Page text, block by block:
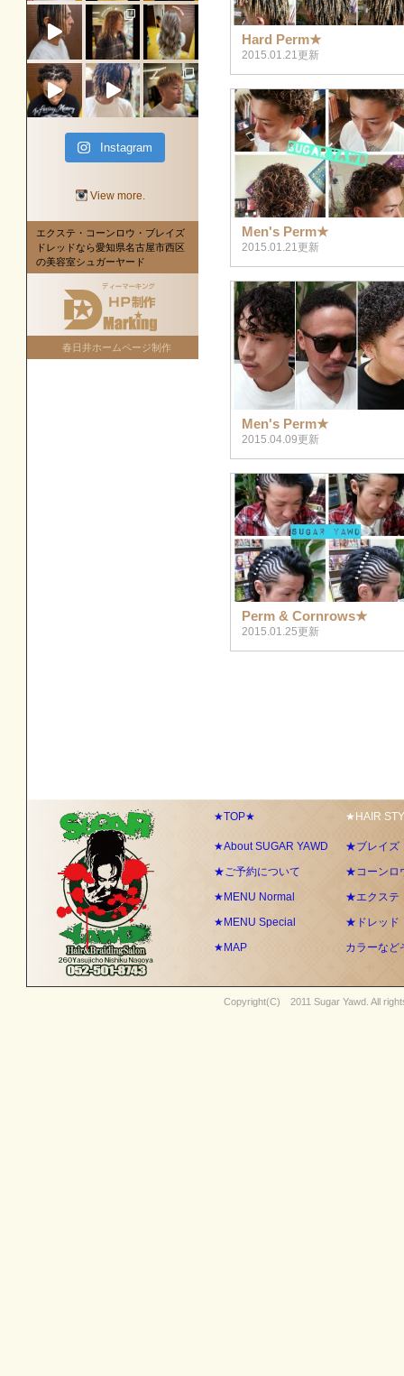
Hard Perm★
2015.01.21更新
Men's Perm★
2015.01.21更新
Men's Perm★
2015.04.09更新
Perm & Cornrows★
2015.01.25更新
Instagram
View more.
エクステ・コーンロウ・ブレイズ
ドレッドなら愛知県名古屋市西区
の美容室シュガーヤード
春日井ホームページ制作
★TOP★
★About SUGAR YAWD
★ご予約について
★MENU Normal
★MENU Special
★MAP
★HAIR
★ブレイズ
★コーンロ
★エクステ
★ドレッド
カラーなど
Copyright(C) 2011Sugar Yawd . All